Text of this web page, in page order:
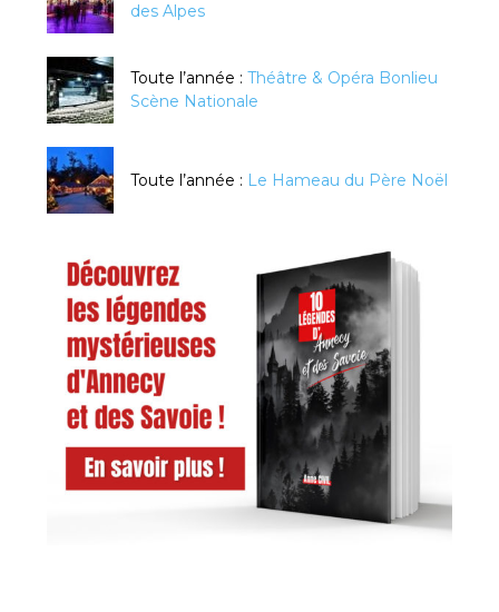
des Alpes
Toute l’année : Théâtre & Opéra Bonlieu
Scène Nationale
Toute l’année : Le Hameau du Père Noël